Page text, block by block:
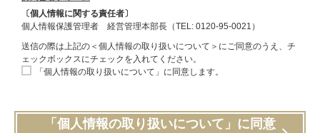
〔個人情報に関する責任者〕
個人情報保護管理者 経営管理本部長（TEL: 0120-95-0021）
送信の際は上記の＜個人情報の取り扱いについて＞にご同意のうえ、チ
ェックボックスにチェックを入れてください。
「個人情報の取り扱いについて」に同意します。
「個人情報の取り扱いについて」に同意